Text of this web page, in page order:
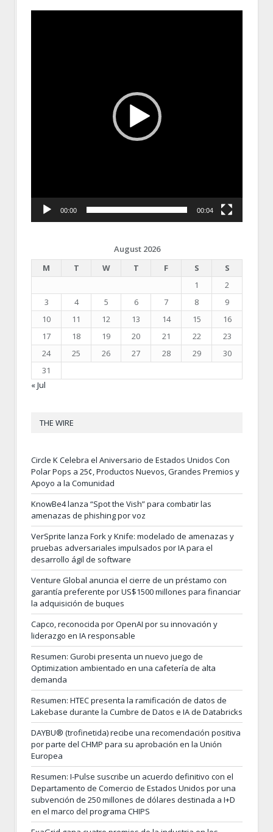
00:00 00:04
August 2026
M
T W T F S
S
1
2
3
4 5 6 7 8
9
10
11 12 13 14 15
16
17
18 19 20 21 22
23
24
25 26 27 28 29
30
31
« Jul
THE WIRE
Circle K Celebra el Aniversario de Estados Unidos Con
Polar Pops a 25¢, Productos Nuevos, Grandes Premios y
Apoyo a la Comunidad
KnowBe4 lanza “Spot the Vish” para combatir las
amenazas de phishing por voz
VerSprite lanza Fork y Knife: modelado de amenazas y
pruebas adversariales impulsados por IA para el
desarrollo ágil de software
Venture Global anuncia el cierre de un préstamo con
garantía preferente por US$1500 millones para financiar
la adquisición de buques
Capco, reconocida por OpenAI por su innovación y
liderazgo en IA responsable
Resumen: Gurobi presenta un nuevo juego de
Optimization ambientado en una cafetería de alta
demanda
Resumen: HTEC presenta la ramificación de datos de
Lakebase durante la Cumbre de Datos e IA de Databricks
DAYBU® (trofinetida) recibe una recomendación positiva
por parte del CHMP para su aprobación en la Unión
Europea
Resumen: I-Pulse suscribe un acuerdo definitivo con el
Departamento de Comercio de Estados Unidos por una
subvención de 250 millones de dólares destinada a I+D
en el marco del programa CHIPS